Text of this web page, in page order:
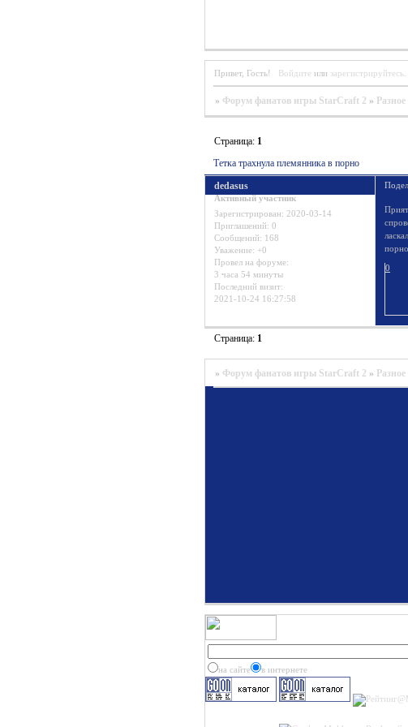
Привет, Гость! Войдите или зарегистрируйтесь.
» Форум фанатов игры StarCraft 2 » Разное
Тетка трахнула племянника в порно
Страница: 1
dedasus
Активный участник
Зарегистрирован: 2020-03-14
Приглашений: 0
Сообщений: 168
Уважение: +0
Провел на форуме:
3 часа 54 минуты
Последний визит:
2021-10-24 16:27:58
0
Страница: 1
» Форум фанатов игры StarCraft 2 » Разное
на сайте в интернете